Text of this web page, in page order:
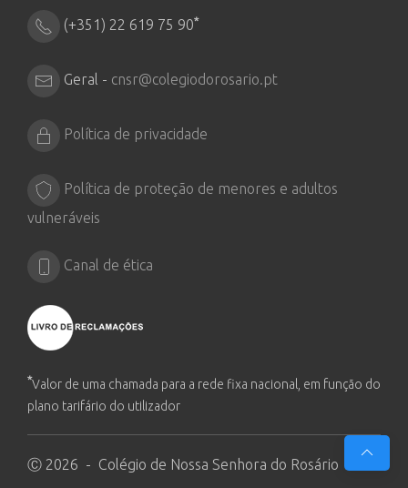
(+351) 22 619 75 90*
Geral - cnsr@colegiodorosario.pt
Política de privacidade
Política de proteção de menores e adultos
vulneráveis
Canal de ética
*Valor de uma chamada para a rede fixa nacional, em função do
plano tarifário do utilizador
Ⓒ 2026 - Colégio de Nossa Senhora do Rosário